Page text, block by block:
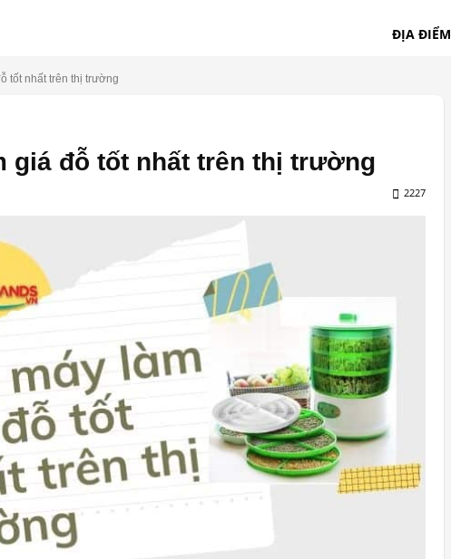
ĐỊA ĐIỂM
tốt nhất trên thị trường
giá đỗ tốt nhất trên thị trường
2227